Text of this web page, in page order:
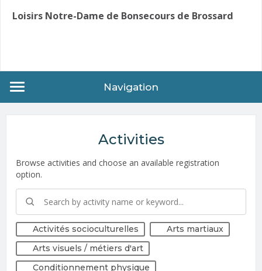
Loisirs Notre-Dame de Bonsecours de Brossard
Navigation
Activities
Browse activities and choose an available registration
option.
Activités socioculturelles
Arts martiaux
Arts visuels / métiers d'art
Conditionnement physique